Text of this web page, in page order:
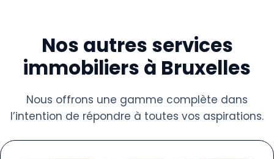
Nos autres services
immobiliers à Bruxelles
Nous offrons une gamme complète dans
l’intention de répondre à toutes vos aspirations.